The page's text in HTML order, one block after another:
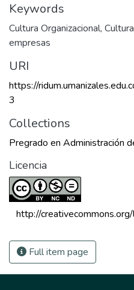
Keywords
Cultura Organizacional,
empresas
URI
https://
3
Collections
Pregrado en Administración
Licencia
http://
Full item page